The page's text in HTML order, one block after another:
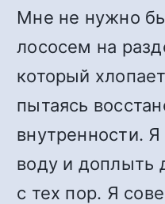
Мне не нужно
лососем на
который
пытаясь
внутренности.
воду и доплыть
с тех пор. Я